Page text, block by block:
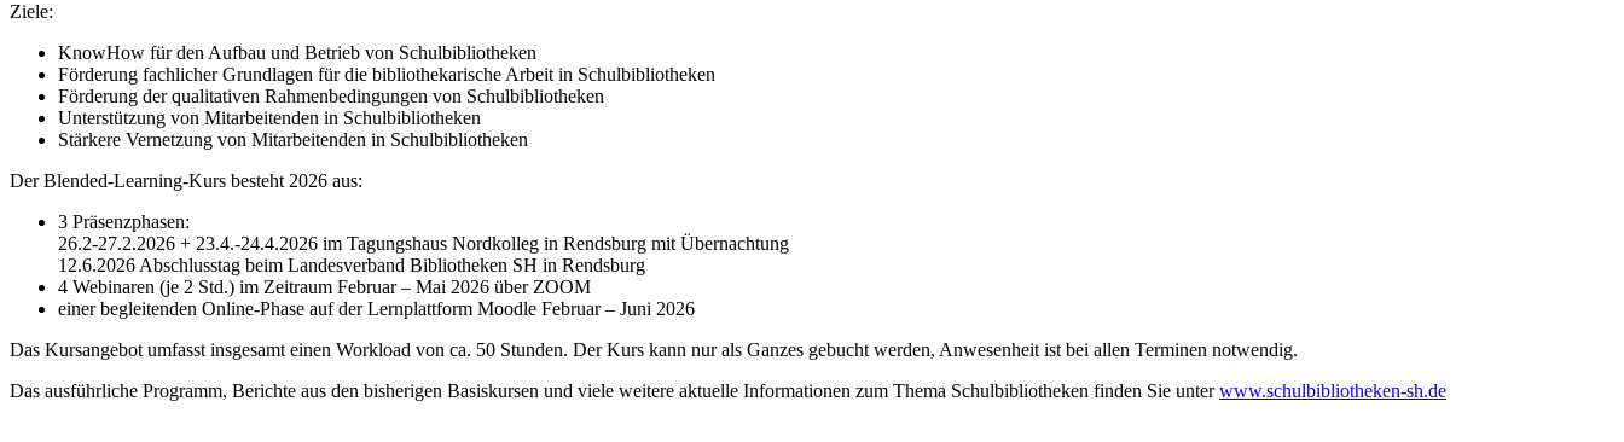
Ziele:
KnowHow für den Aufbau und Betrieb von Schulbibliotheken
Förderung fachlicher Grundlagen für die bibliothekarische Arbeit in Schulbibliotheken
Förderung der qualitativen Rahmenbedingungen von Schulbibliotheken
Unterstützung von Mitarbeitenden in Schulbibliotheken
Stärkere Vernetzung von Mitarbeitenden in Schulbibliotheken
Der Blended-Learning-Kurs besteht 2026 aus:
3 Präsenzphasen:
26.2-27.2.2026 + 23.4.-24.4.2026 im Tagungshaus Nordkolleg in Rendsburg mit Übernachtung
12.6.2026 Abschlusstag beim Landesverband Bibliotheken SH in Rendsburg
4 Webinaren (je 2 Std.) im Zeitraum Februar – Mai 2026 über ZOOM
einer begleitenden Online-Phase auf der Lernplattform Moodle Februar – Juni 2026
Das Kursangebot umfasst insgesamt einen Workload von ca. 50 Stunden. Der Kurs kann nur als Ganzes gebucht werden, Anwesenheit ist bei allen Terminen notwendig.
Das ausführliche Programm, Berichte aus den bisherigen Basiskursen und viele weitere aktuelle Informationen zum Thema Schulbibliotheken finden Sie unterwww.schulbibliotheken-sh.de